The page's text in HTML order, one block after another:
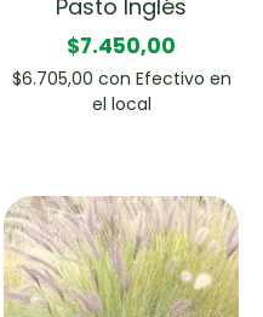
Pasto Inglés
$7.450,00
$6.705,00 con Efectivo en
el local